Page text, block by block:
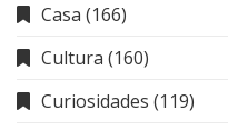
Casa (166)
Cultura (160)
Curiosidades (119)